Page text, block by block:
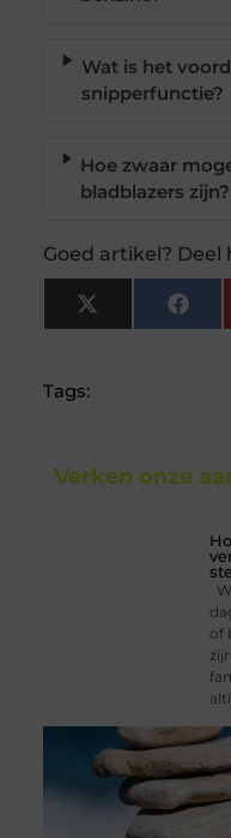
Wat is het
snipperfunctie?
Hoe zwaar
bladblazers zijn?
Goed artikel? Deel
X
(Twitter)
Tags:
Verken onze
of